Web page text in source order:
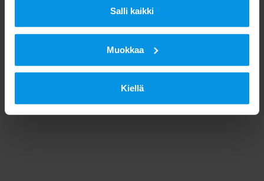
Salli kaikki
Muokkaa
Kiellä